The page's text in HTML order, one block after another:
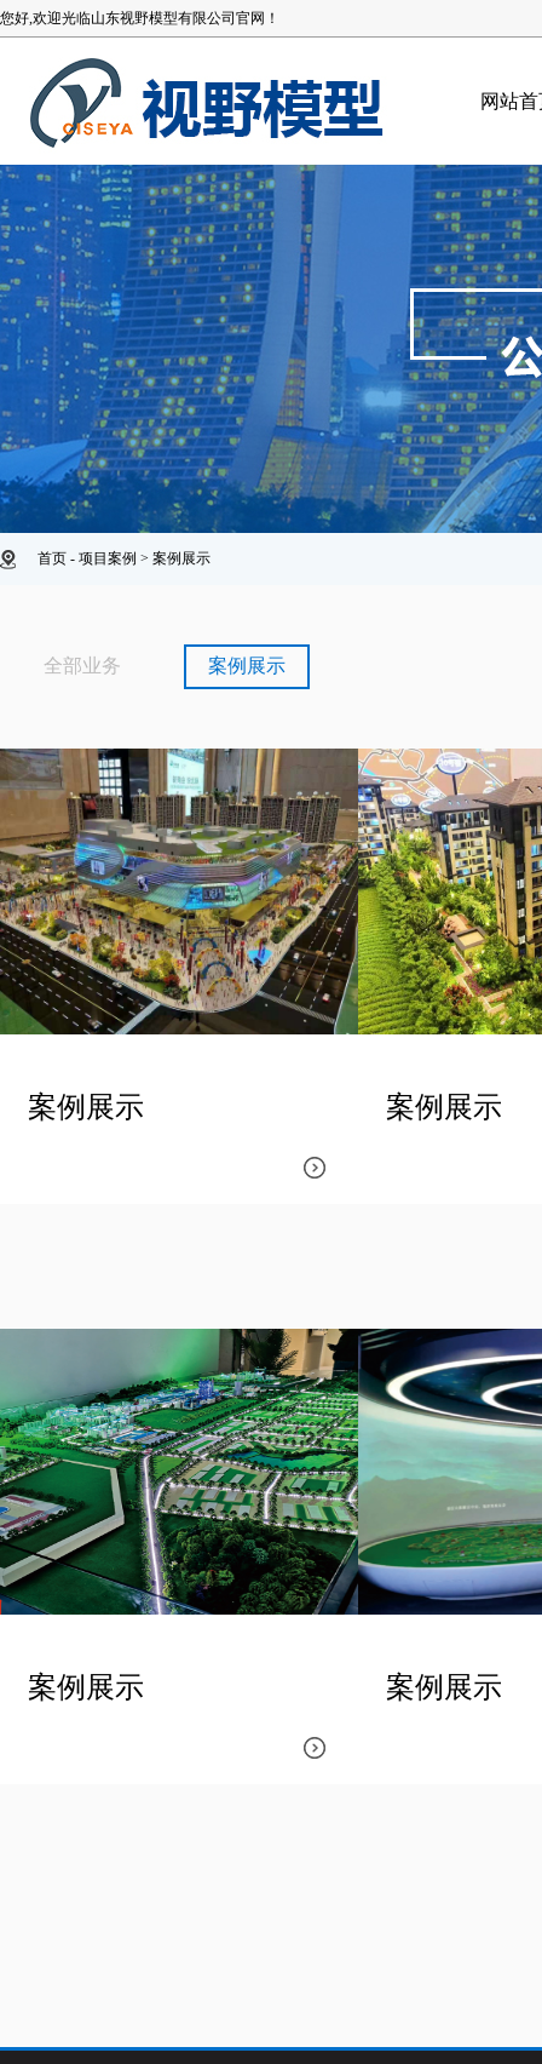
您好,欢迎光临山东视野模型有限公司官网！
网站
首页 - 项目案例 > 案例展示
全部业务 案例展示
案例展示 案例展示
案例展示 案例展示